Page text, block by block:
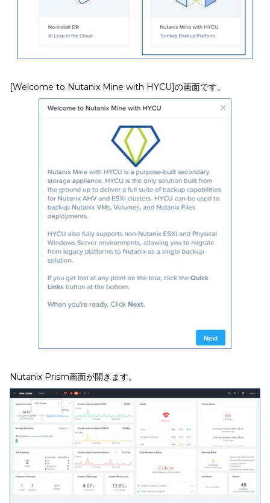
[Welcome to Nutanix Mine with HYCU]の画面です。
Nutanix Prism画面が開きます。